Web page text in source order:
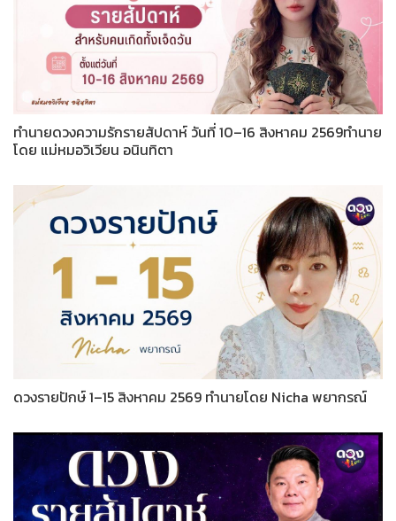
ทำนายดวงความรักรายสัปดาห์ วันที่ 10–16 สิงหาคม 2569ทำนาย
โดย แม่หมอวิเวียน อนินทิตา
ดวงรายปักษ์ 1–15 สิงหาคม 2569 ทำนายโดย Nicha พยากรณ์